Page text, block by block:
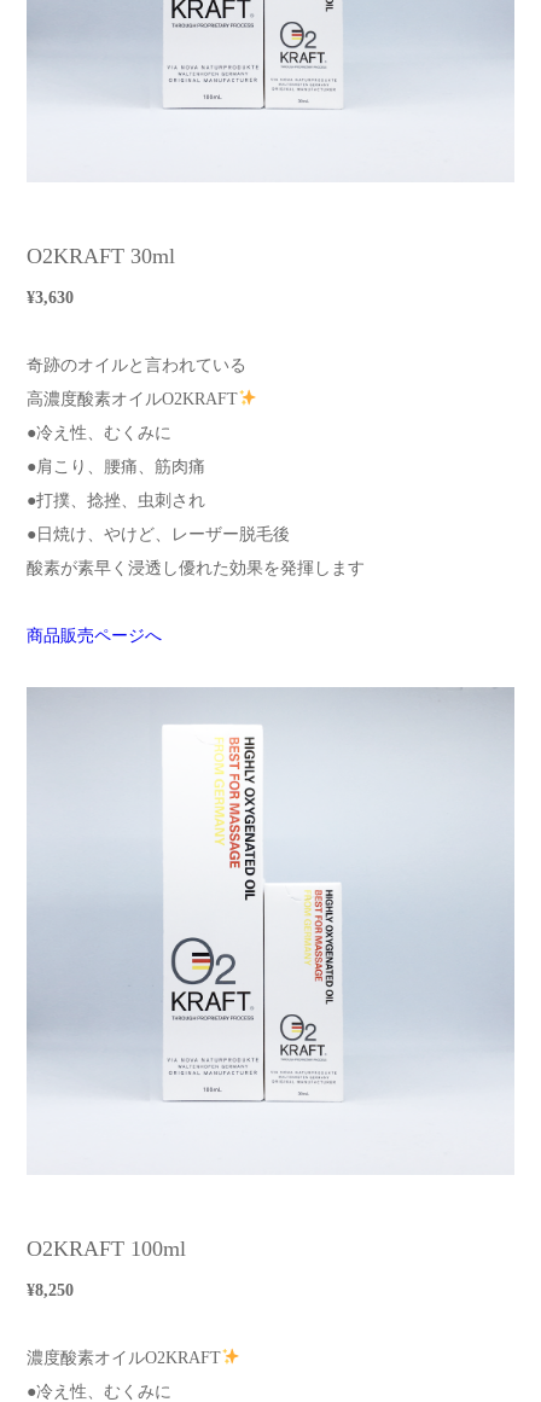
O2KRAFT 30ml
¥3,630
奇跡のオイルと言われている
高濃度酸素オイルO2KRAFT
●冷え性、むくみに
●肩こり、腰痛、筋肉痛
●打撲、捻挫、虫刺され
●日焼け、やけど、レーザー脱毛後
酸素が素早く浸透し優れた効果を発揮します
商品販売ページへ
O2KRAFT 100ml
¥8,250
濃度酸素オイルO2KRAFT
●冷え性、むくみに